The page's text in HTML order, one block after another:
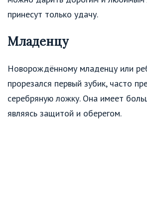
принесут только удачу.
Младенцу
Новорождённому младенцу или
прорезался первый зубик, часто
серебряную ложку. Она имеет
являясь защитой и оберегом.